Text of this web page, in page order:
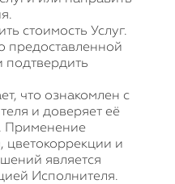
стоимость Услуг.
предоставленной
подтвердить
что ознакомлен с
и доверяет её
Применение
цветокоррекции и
является
Исполнителя.